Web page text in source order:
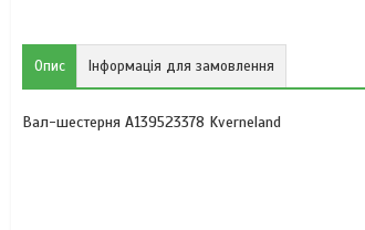
Опис Інформація для замовлення
Вал-шестерня A139523378 Kverneland